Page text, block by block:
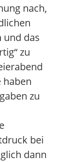
nach,
und das
zu
haben
zu
bei
dann